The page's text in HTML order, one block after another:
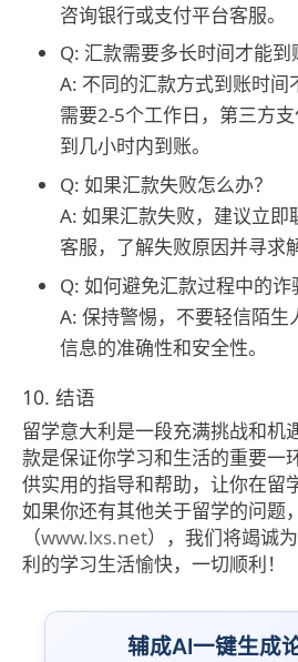
咨询银行或支付平台客服。
Q: 汇款需要多长时间才能到
A: 不同的汇款方式到账时间
需要2-5个工作日，第三方
到几小时内到账。
Q: 如果汇款失败怎么办？
A: 如果汇款失败，建议立即
客服，了解失败原因并寻求
Q: 如何避免汇款过程中的诈
A: 保持警惕，不要轻信陌生
信息的准确性和安全性。
10. 结语
留学意大利是一段充满挑战和机
款是保证你学习和生活的重要一
供实用的指导和帮助，让你在留
如果你还有其他关于留学的问题
（www.lxs.net），我们将竭诚
利的学习生活愉快，一切顺利！
辅成AI一键生成